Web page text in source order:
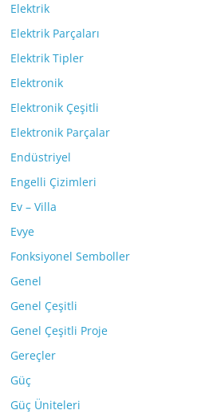
Elektrik
Elektrik Parçaları
Elektrik Tipler
Elektronik
Elektronik Çeşitli
Elektronik Parçalar
Endüstriyel
Engelli Çizimleri
Ev – Villa
Evye
Fonksiyonel Semboller
Genel
Genel Çeşitli
Genel Çeşitli Proje
Gereçler
Güç
Güç Üniteleri